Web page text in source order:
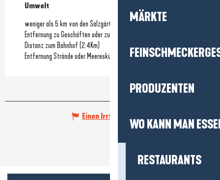
MÄRKTE
PRODUZENTEN
WO KANN MAN
RESTAURANTS
Umwelt
Umwelt
weniger als 5 km von den Salzgärten entfernt
Entfernung zu Geschäften oder zum Stadtzentrum
Distanz zum Bahnhof (2.4Km)
Entfernung Strände oder Meeresküste
(300m)
Einen Irrtum angeben